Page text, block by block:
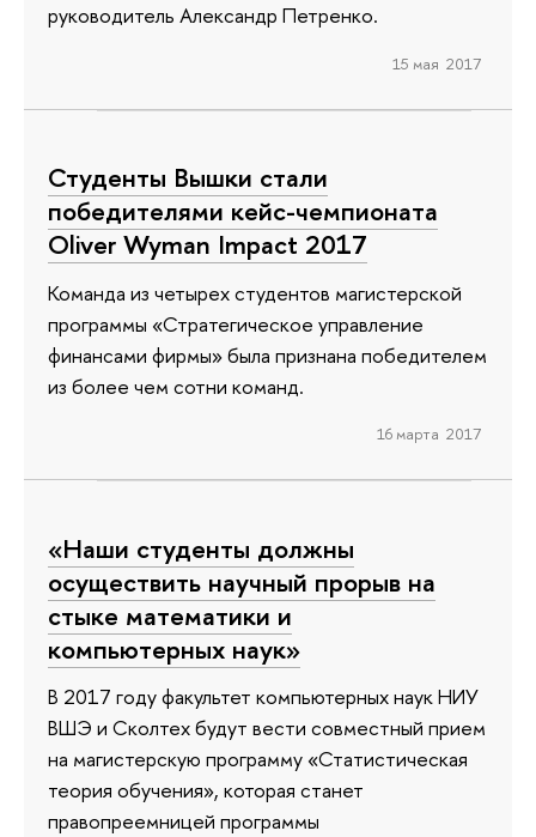
руководитель Александр Петренко.
15 мая 2017
Студенты Вышки стали
победителями кейс-чемпионата
Oliver Wyman Impact 2017
Команда из четырех студентов магистерской
программы «Стратегическое управление
финансами фирмы» была признана победителем
из более чем сотни команд.
16 марта 2017
«Наши студенты должны
осуществить научный прорыв на
стыке математики и
компьютерных наук»
В 2017 году факультет компьютерных наук НИУ
ВШЭ и Сколтех будут вести совместный прием
на магистерскую программу «Статистическая
теория обучения», которая станет
правопреемницей программы